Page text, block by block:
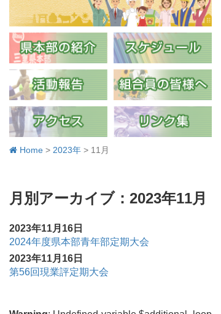
Home > 2023年 > 11月
月別アーカイブ：2023年11月
2023年11月16日
2024年度県本部青年部定期大会
2023年11月16日
第56回現業評定期大会